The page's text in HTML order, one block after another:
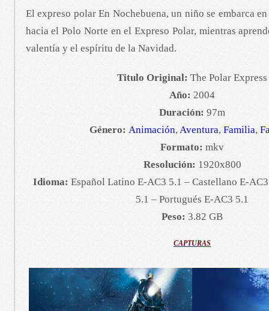
El expreso polar En Nochebuena, un niño se embarca
hacia el Polo Norte en el Expreso Polar, mientras
valentía y el espíritu de la Navidad.
Titulo Original: The Polar Express
Año: 2004
Duración: 97m
Género: Animación, Aventura, Familia,
Formato: mkv
Resolución: 1920x800
Idioma: Español Latino E-AC3 5.1 – Castellano E-
5.1 – Portugués E-AC3 5.1
Peso: 3.82 GB
CAPTURAS